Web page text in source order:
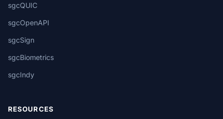
sgcQUIC
sgcOpenAPI
sgcSign
sgcBiometrics
sgcIndy
RESOURCES